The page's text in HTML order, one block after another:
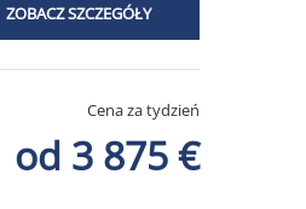
ZOBACZ SZCZEGÓŁY
Cena za tydzień
od 3 875 €